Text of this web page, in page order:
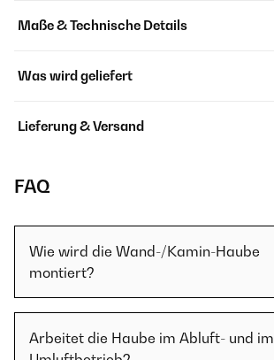
Maße & Technische Details
Was wird geliefert
Lieferung & Versand
FAQ
Wie wird die Wand-/Kamin-Haube
montiert?
Arbeitet die Haube im Abluft- und im